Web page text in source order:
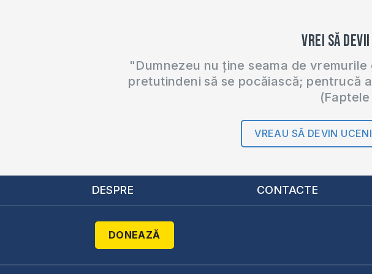
Vrei să
"Dumnezeu nu ține seama de
pretutindeni să se pocăiască; pentrucă
VREAU SĂ DEVIN
DESPRE CONTACTE
DONEAZĂ